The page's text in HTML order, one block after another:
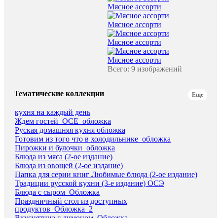
Мясное ассорти
Мясное ассорти
Мясное ассорти
Мясное ассорти
Всего: 9 изображений
Тематические коллекции Еще
кухня на каждый день
Ждем гостей_ОСЕ_обложка
Руская домашняя кухня обложка
Готовим из того что в холодильнике_обложка
Пирожки и булочки_обложка
Блюда из мяса (2-ое издание)
Блюда из овощей (2-ое издание)
Папка для серии книг Любимые блюда (2-ое издание)
Традиции русской кухни (3-е издание) ОСЭ
Блюда с сыром_Обложка
Праздничный стол из доступных
продуктов_Обложка_2